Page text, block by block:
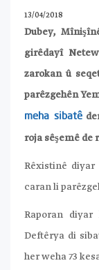
13/04/2018
Dubey,
girêdayî
zarokan û
parêzgehên
meha sibatê
roja sêşemê de
Rêxistinê
caran li
Raporan
Deftêrya di
her weha 73